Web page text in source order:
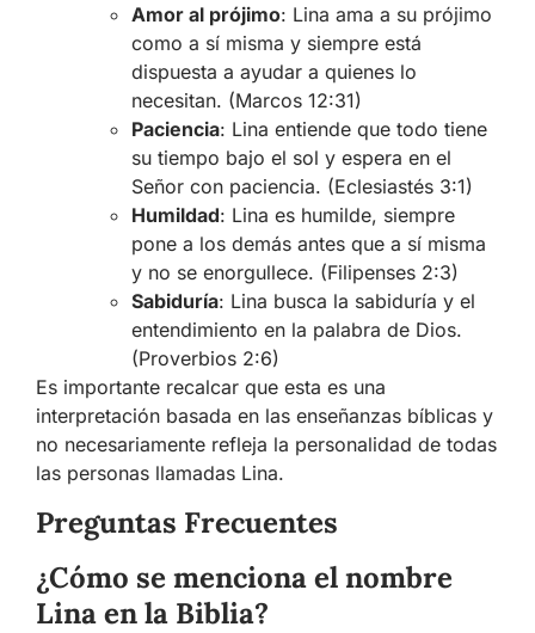
Amor al prójimo: Lina ama a su prójimo
como a sí misma y siempre está
dispuesta a ayudar a quienes lo
necesitan. (Marcos 12:31)
Paciencia: Lina entiende que todo tiene
su tiempo bajo el sol y espera en el
Señor con paciencia. (Eclesiastés 3:1)
Humildad: Lina es humilde, siempre
pone a los demás antes que a sí misma
y no se enorgullece. (Filipenses 2:3)
Sabiduría: Lina busca la sabiduría y el
entendimiento en la palabra de Dios.
(Proverbios 2:6)
Es importante recalcar que esta es una
interpretación basada en las enseñanzas bíblicas y
no necesariamente refleja la personalidad de todas
las personas llamadas Lina.
Preguntas Frecuentes
¿Cómo se menciona el nombre
Lina en la Biblia?